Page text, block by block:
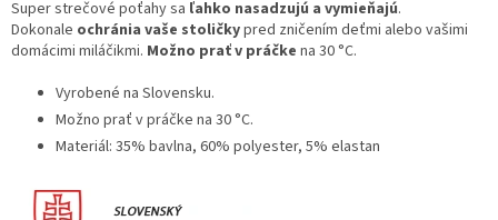
Super strečové poťahy sa ľahko nasadzujú a vymieňajú.
Dokonale ochránia vaše stoličkypred zničením deťmi alebo vašimi
domácimi miláčikmi. Možno prať v práčke na 30 °C.
Vyrobené na Slovensku.
Možno prať v práčke na 30 °C.
Materiál: 35% bavlna, 60% polyester, 5% elastan